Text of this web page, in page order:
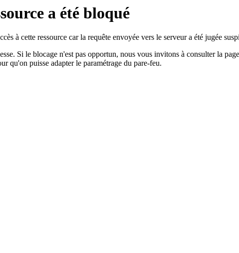
a été bloqué
à cette ressource car la requête envoyée vers le serveur a été jugée
Si le blocage n'est pas opportun, nous vous invitons à consulter la page
qu'on puisse adapter le paramétrage du pare-feu.